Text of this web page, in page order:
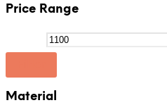
Price Range
Material